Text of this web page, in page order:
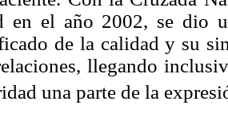
en el año 2002, se dio
de la calidad y su
llegando
una parte de la